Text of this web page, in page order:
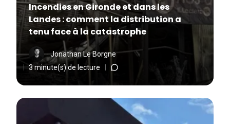
Incendies en Gironde et dans les
Landes : comment la distribution a
tenu face à la catastrophe
Jonathan Le Borgne
3 minute(s) de lecture